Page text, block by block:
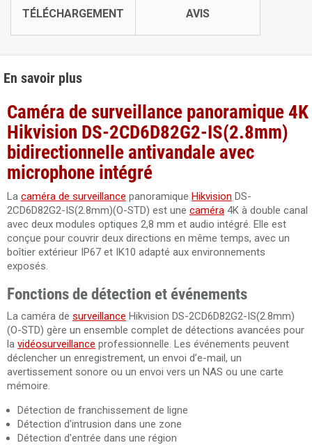
TÉLÉCHARGEMENT AVIS
En savoir plus
Caméra de surveillance panoramique 4K
Hikvision DS-2CD6D82G2-IS(2.8mm)
bidirectionnelle antivandale avec
microphone intégré
La caméra de surveillance panoramique Hikvision DS-
2CD6D82G2-IS(2.8mm)(O-STD) est une caméra 4K à double canal
avec deux modules optiques 2,8 mm et audio intégré. Elle est
conçue pour couvrir deux directions en même temps, avec un
boîtier extérieur IP67 et IK10 adapté aux environnements
exposés.
Fonctions de détection et événements
La caméra de surveillance Hikvision DS-2CD6D82G2-IS(2.8mm)
(O-STD) gère un ensemble complet de détections avancées pour
la vidéosurveillance professionnelle. Les événements peuvent
déclencher un enregistrement, un envoi d’e-mail, un
avertissement sonore ou un envoi vers un NAS ou une carte
mémoire.
Détection de franchissement de ligne
Détection d'intrusion dans une zone
Détection d'entrée dans une région